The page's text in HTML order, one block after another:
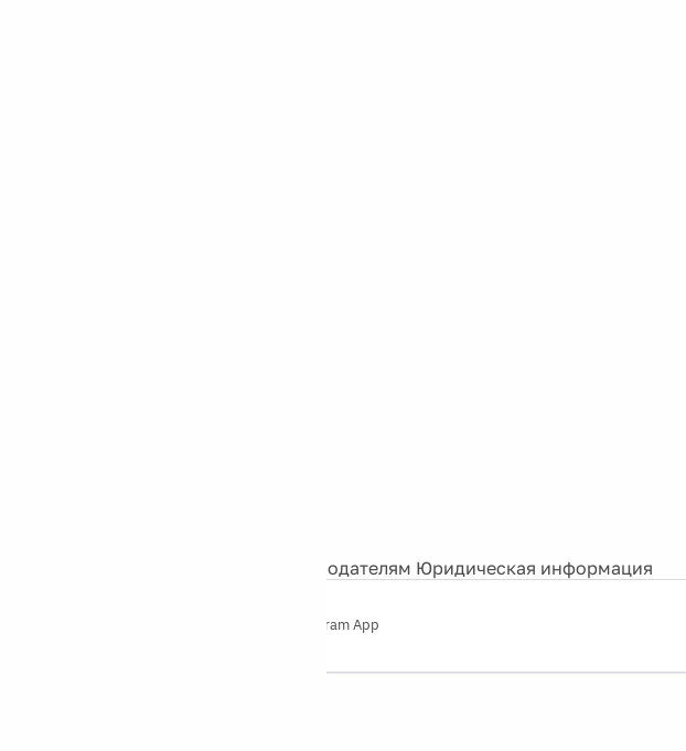
Рекламодателям Юридическая информация
Telegram App